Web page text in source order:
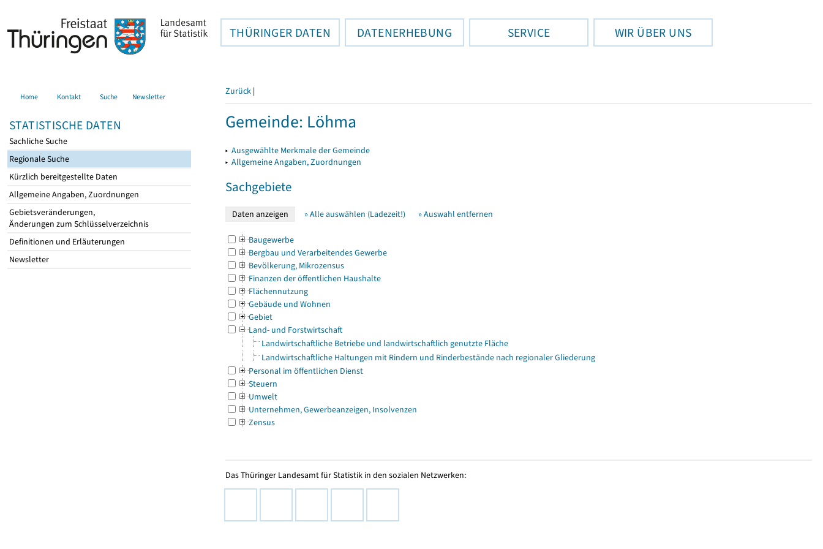
THÜRINGER DATEN DATENERHEBUNG SERVICE WIR ÜBER UNS
Home Kontakt Suche Newsletter
STATISTISCHE DATEN
Sachliche Suche
Regionale Suche
Kürzlich bereitgestellte Daten
Allgemeine Angaben, Zuordnungen
Gebietsveränderungen,
Änderungen zum Schlüsselverzeichnis
Definitionen und Erläuterungen
Newsletter
Zurück |
Gemeinde: Löhma
▸ Ausgewählte Merkmale der Gemeinde
▸ Allgemeine Angaben, Zuordnungen
Sachgebiete
» Alle auswählen (Ladezeit!) » Auswahl entfernen
Baugewerbe
Bergbau und Verarbeitendes Gewerbe
Bevölkerung, Mikrozensus
Finanzen der öffentlichen Haushalte
Flächennutzung
Gebäude und Wohnen
Gebiet
Land- und Forstwirtschaft
Landwirtschaftliche Betriebe und landwirtschaftlich genutzte Fläche
Landwirtschaftliche Haltungen mit Rindern und Rinderbestände nach regionaler Gliederung
Personal im öffentlichen Dienst
Steuern
Umwelt
Unternehmen, Gewerbeanzeigen, Insolvenzen
Zensus
Das Thüringer Landesamt für Statistik in den sozialen Netzwerken: